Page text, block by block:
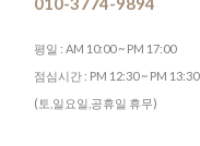
평일 : AM 10:00 ~ PM 17:00
점심시간 : PM 12:30 ~ PM 13:30
(토,일요일,공휴일 휴무)